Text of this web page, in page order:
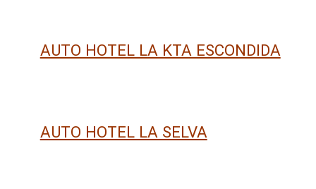
AUTO HOTEL LA KTA ESCONDIDA
AUTO HOTEL LA SELVA